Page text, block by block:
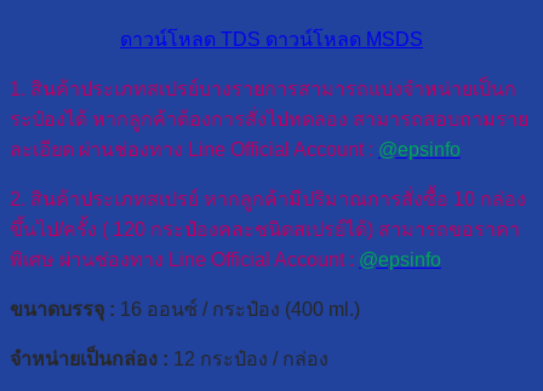
ดาวน์โหลด TDS ดาวน์โหลด MSDS
1. สินค้าประเภทสเปรย์บางรายการสามารถแบ่งจำหน่ายเป็นก
ระป๋องได้ หากลูกค้าต้องการสั่งไปทดลอง สามารถสอบถามราย
ละเอียด ผ่านช่องทาง Line Official Account : @epsinfo
2. สินค้าประเภทสเปรย์ หากลูกค้ามีปริมาณการสั่งซื้อ 10 กล่อง
ขึ้นไป/ครั้ง ( 120 กระป๋องคละชนิดสเปรย์ได้) สามารถขอราคา
พิเศษ ผ่านช่องทาง Line Official Account : @epsinfo
ขนาดบรรจุ : 16 ออนซ์ / กระป๋อง (400 ml.)
จำหน่ายเป็นกล่อง : 12 กระป๋อง / กล่อง